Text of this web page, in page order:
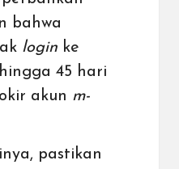
bahwa
login ke
45 hari
akun m-
pastikan